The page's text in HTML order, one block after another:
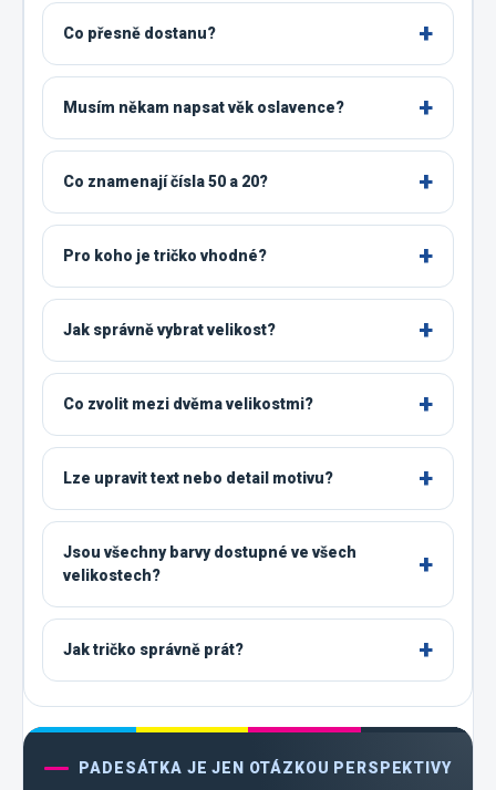
Co přesně dostanu?
Musím někam napsat věk oslavence?
Co znamenají čísla 50 a 20?
Pro koho je tričko vhodné?
Jak správně vybrat velikost?
Co zvolit mezi dvěma velikostmi?
Lze upravit text nebo detail motivu?
Jsou všechny barvy dostupné ve všech
velikostech?
Jak tričko správně prát?
PADESÁTKA JE JEN OTÁZKOU PERSPEKTIVY